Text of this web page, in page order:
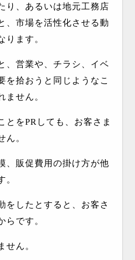
り、あるいは地元工務店
、市場を活性化させる動
ります。
、営業や、チラシ、イベ
を拾おうと同じようなこ
ません。
とをPR しても、お客さま
ん。
、販促費用の掛け方が他
。
をしたとすると、お客さ
らです。
せん。